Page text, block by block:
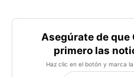
Asegúrate de que
primero las
Haz clic en el botón y marca